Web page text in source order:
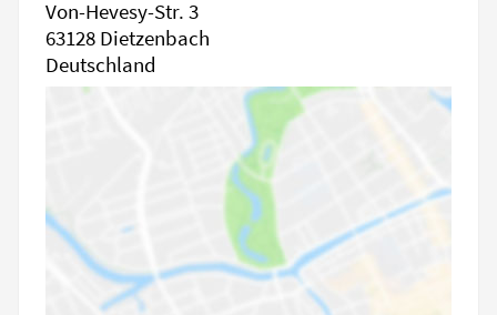
Von-Hevesy-Str. 3
63128 Dietzenbach
Deutschland